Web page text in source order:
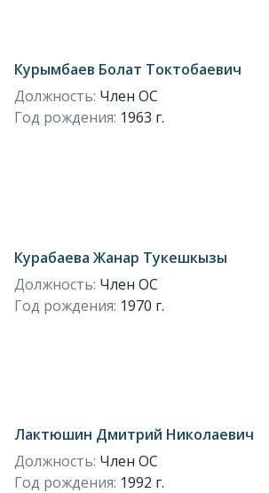
Курымбаев Болат Токтобаевич
Должность: Член ОС
Год рождения: 1963 г.
Курабаева Жанар Тукешкызы
Должность: Член ОС
Год рождения: 1970 г.
Лактюшин Дмитрий Николаевич
Должность: Член ОС
Год рождения: 1992 г.